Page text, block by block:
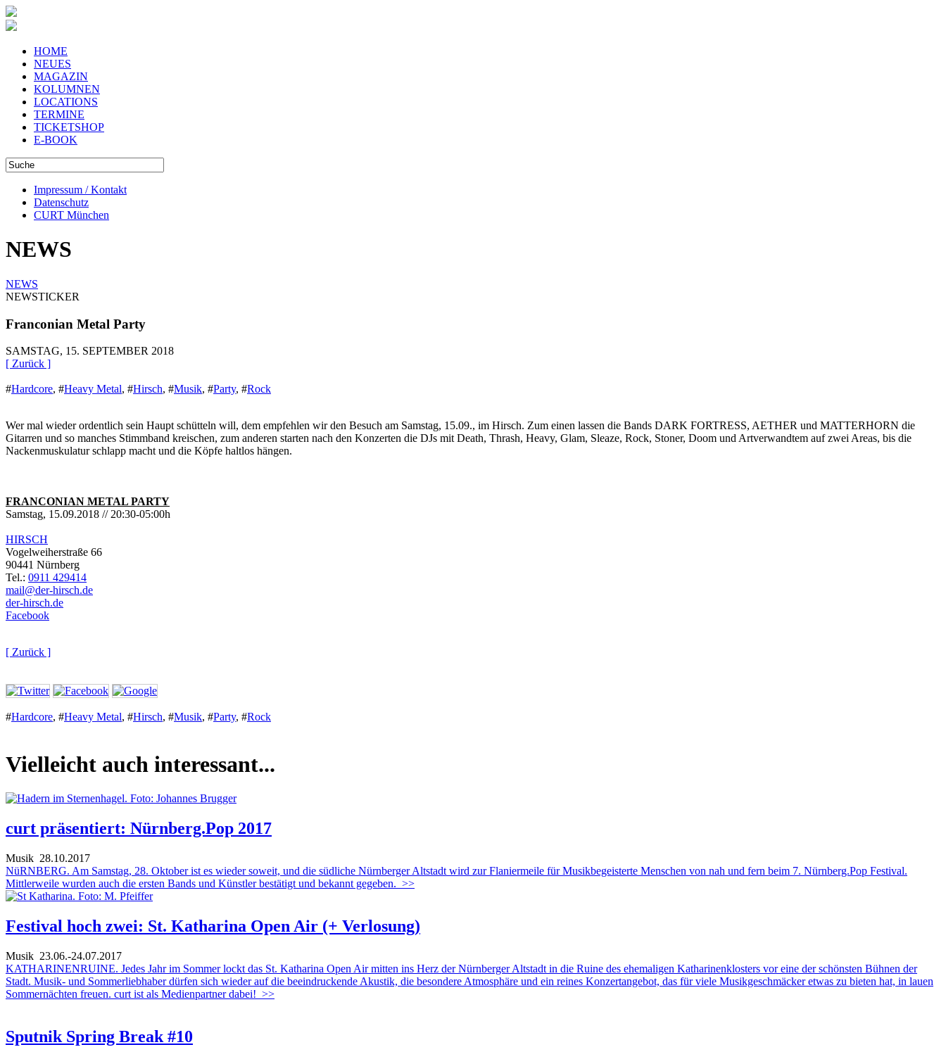
HOME
NEUES
MAGAZIN
KOLUMNEN
LOCATIONS
TERMINE
TICKETSHOP
E-BOOK
Impressum / Kontakt
Datenschutz
CURT München
NEWS
NEWS
NEWSTICKER
Franconian Metal Party
SAMSTAG, 15. SEPTEMBER 2018
[ Zurück ]
#Hardcore, #Heavy Metal, #Hirsch, #Musik, #Party, #Rock
Wer mal wieder ordentlich sein Haupt schütteln will, dem empfehlen wir den Besuch am Samstag, 15.09., im Hirsch. Zum einen lassen die Bands DARK FORTRESS, AETHER und MATTERHORN die
Gitarren und so manches Stimmband kreischen, zum anderen starten nach den Konzerten die DJs mit Death, Thrash, Heavy, Glam, Sleaze, Rock, Stoner, Doom und Artverwandtem auf zwei Areas, bis die
Nackenmuskulatur schlapp macht und die Köpfe haltlos hängen.
FRANCONIAN METAL PARTY
Samstag, 15.09.2018 // 20:30-05:00h
HIRSCH
Vogelweiherstraße 66
90441 Nürnberg
Tel.: 0911 429414
mail@der-hirsch.de
der-hirsch.de
Facebook
[ Zurück ]
#Hardcore, #Heavy Metal, #Hirsch, #Musik, #Party, #Rock
Vielleicht auch interessant...
curt präsentiert: Nürnberg.Pop 2017
Musik 28.10.2017
NüRNBERG. Am Samstag, 28. Oktober ist es wieder soweit, und die südliche Nürnberger Altstadt wird zur Flaniermeile für Musikbegeisterte Menschen von nah und fern beim 7. Nürnberg.Pop Festival.
Mittlerweile wurden auch die ersten Bands und Künstler bestätigt und bekannt gegeben. >>
Festival hoch zwei: St. Katharina Open Air (+ Verlosung)
Musik 23.06.-24.07.2017
KATHARINENRUINE. Jedes Jahr im Sommer lockt das St. Katharina Open Air mitten ins Herz der Nürnberger Altstadt in die Ruine des ehemaligen Katharinenklosters vor eine der schönsten Bühnen der
Stadt. Musik- und Sommerliebhaber dürfen sich wieder auf die beeindruckende Akustik, die besondere Atmosphäre und ein reines Konzertangebot, das für viele Musikgeschmäcker etwas zu bieten hat, in lauen
Sommernächten freuen. curt ist als Medienpartner dabei! >>
Sputnik Spring Break #10